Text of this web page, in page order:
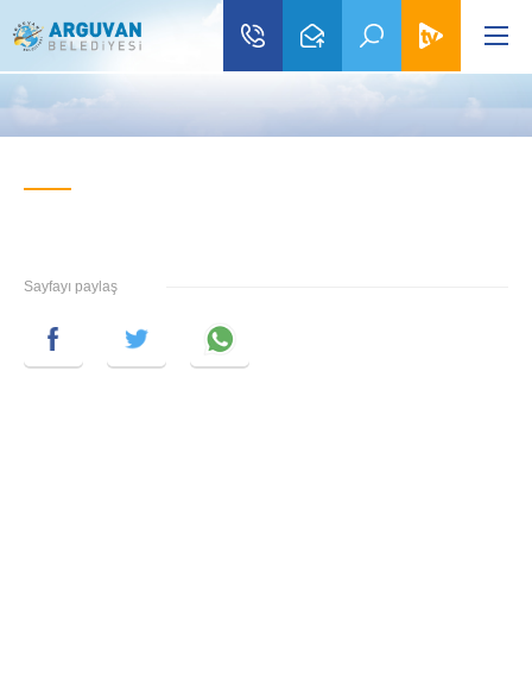
Sayfayı paylaş